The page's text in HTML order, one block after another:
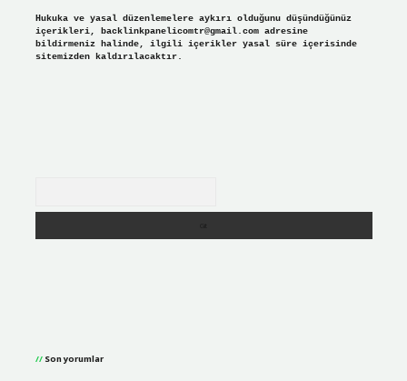
Hukuka ve yasal düzenlemelere aykırı olduğunu düşündüğünüz
içerikleri, backlinkpanelicomtr@gmail.comadresine
bildirmeniz halinde, ilgili içerikler yasal süre içerisinde
sitemizden kaldırılacaktır.
Son yorumlar